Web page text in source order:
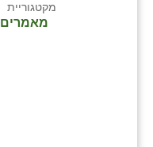
מקטגוריית
מאמרים